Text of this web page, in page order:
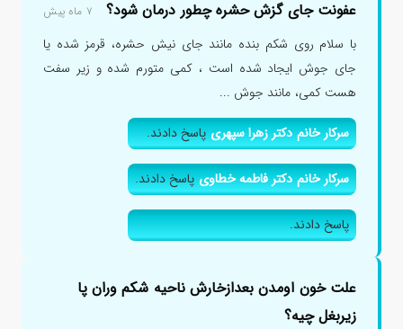
عفونت جای گزش حشره چطور درمان شود؟ ۷ ماه پیش
با سلام روی شکم بنده مانند جای نیش حشره، قرمز شده یا
جای جوش ایجاد شده است ، کمی متورم شده و زیر سفت
هست کمی، مانند جوش ...
سرکار خانم دکتر زهرا سپهریپاسخ دادند.
سرکار خانم دکتر فاطمه خطاویپاسخ دادند.
پاسخ دادند.
علت خون اومدن بعدازخارش ناحیه شکم وران پا
زیربغل چیه؟